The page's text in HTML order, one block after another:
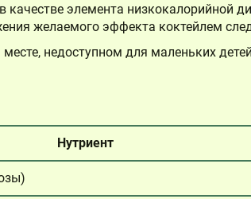
качестве элемента низкокалорийной
желаемого эффекта коктейлем
недоступном для маленьких
Нутриент